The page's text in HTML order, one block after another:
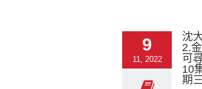
9
11, 2022
沈
2.
可
10
期